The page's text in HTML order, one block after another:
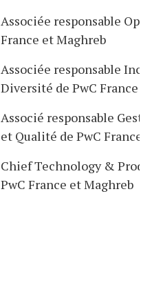
Associée responsable
France et Maghreb
Associée responsable
Diversité de PwC France
Associé responsable
et Qualité de PwC France
Chief Technology &
PwC France et Maghreb